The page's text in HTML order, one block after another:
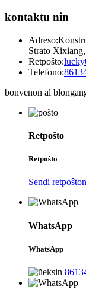
kontaktu nin
Adreso:
Strato
Retpoŝto:
Telefono:
bonvenon al
Retpoŝto
Retpoŝto
Sendi retpoŝton
WhatsApp
WhatsApp